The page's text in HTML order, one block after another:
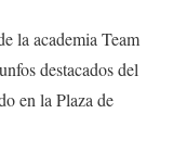
la academia Team
destacados del
en la Plaza de